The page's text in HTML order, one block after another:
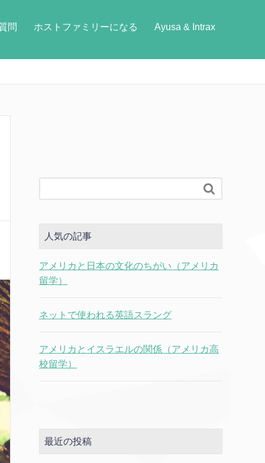
問 ホストファミリーになる Ayusa & Intrax

人気の記事
アメリカと日本の文化のちがい（アメリカ
留学）
ネットで使われる英語スラング
アメリカとイスラエルの関係（アメリカ高
校留学）
最近の投稿